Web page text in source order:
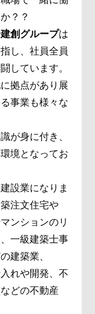
？？
創グループは
し、社員全員
しています。
拠点があり展
事業も様々な
が身に付き、
境となってお
設業になりま
注文住宅や
ンションのリ
一級建築士事
建築業、
れや開発、不
どの不動産